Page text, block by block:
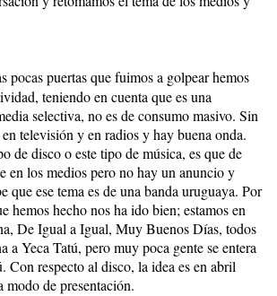
pocas puertas que fuimos a golpear hemos
teniendo en cuenta que es una
selectiva, no es de consumo masivo. Sin
televisión y en radios y hay buena onda.
de disco o este tipo de música, es que de
en los medios pero no hay un anuncio y
que ese tema es de una banda uruguaya. Por
hemos hecho nos ha ido bien; estamos en
De Igual a Igual, Muy Buenos Días, todos
a Yeca Tatú, pero muy poca gente se entera
Con respecto al disco, la idea es en abril
modo de presentación.